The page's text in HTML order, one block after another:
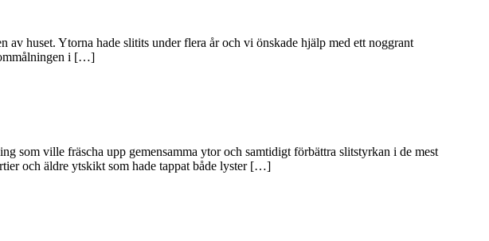
huset. Ytorna hade slitits under flera år och vi önskade hjälp med ett noggrant
i […]
som ville fräscha upp gemensamma ytor och samtidigt förbättra slitstyrkan i de mest
och äldre ytskikt som hade tappat både lyster […]